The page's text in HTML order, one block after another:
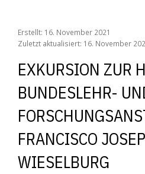
Erstellt: 16. November 2021
Zuletzt aktualisiert: 16. November
EXKURSION ZUR
BUNDESLEHR-
FRANCISCO
WIESELBURG